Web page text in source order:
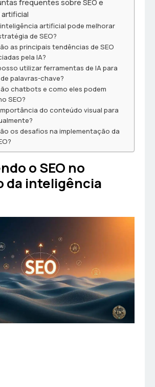
frequentes sobre SEO e
artificial pode melhorar
de SEO?
as principais tendências de SEO
pela IA?
utilizar ferramentas de IA para
palavras-chave?
chatbots e como eles podem
SEO?
do conteúdo visual para
os desafios na implementação da
o SEO no
da inteligência